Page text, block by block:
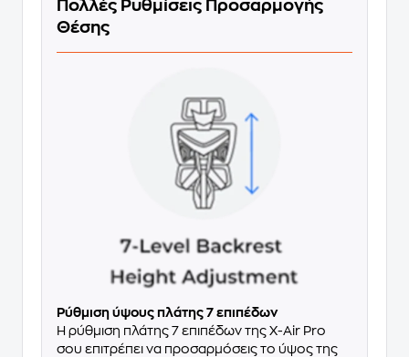
Πολλές Ρυθμίσεις Προσαρμογής
Θέσης
Ρύθμιση ύψους πλάτης 7 επιπέδων
Η ρύθμιση πλάτης 7 επιπέδων της X-Air Pro
σου επιτρέπει να προσαρμόσεις το ύψος της